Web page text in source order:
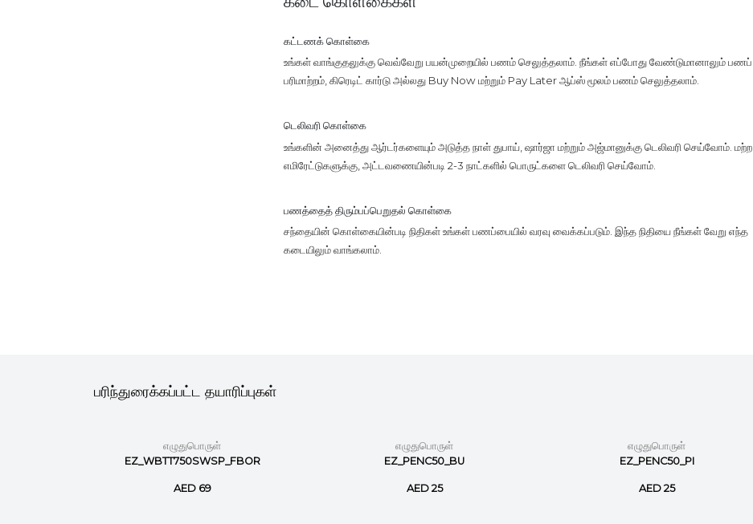
கட்டணக் கொள்கை
உங்கள் வாங்குதலுக்கு வெவ்வேறு பயன்முறையில் பணம் செலுத்தலாம். நீங்கள் எப்போது வேண்டுமானாலும் பணப்
பரிமாற்றம், கிரெடிட் கார்டு அல்லது Buy Now மற்றும் Pay Later ஆப்ஸ் மூலம் பணம் செலுத்தலாம்.
டெலிவரி கொள்கை
உங்களின் அனைத்து ஆர்டர்களையும் அடுத்த நாள் துபாய், ஷார்ஜா மற்றும் அஜ்மானுக்கு டெலிவரி செய்வோம். மற்ற
எமிரேட்டுகளுக்கு, அட்டவணையின்படி 2-3 நாட்களில் பொருட்களை டெலிவரி செய்வோம்.
பணத்தைத் திரும்பப்பெறுதல் கொள்கை
சந்தையின் கொள்கையின்படி நிதிகள் உங்கள் பணப்பையில் வரவு வைக்கப்படும். இந்த நிதியை நீங்கள் வேறு எந்த
கடையிலும் வாங்கலாம்.
பரிந்துரைக்கப்பட்ட தயாரிப்புகள்
எழுதுபொருள்
EZ_WBTT750SWSP_FBOR
AED 69
எழுதுபொருள்
EZ_PENC50_BU
AED 25
எழுதுபொருள்
EZ_PENC50_PI
AED 25